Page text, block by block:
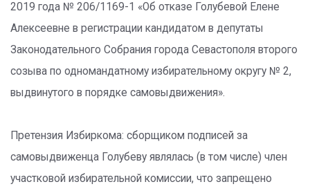
2019 года № 206/1169-1 «Об отказе Голубевой Елене
Алексеевне в регистрации кандидатом в депутаты
Законодательного Собрания города Севастополя второго
созыва по одномандатному избирательному округу № 2,
выдвинутого в порядке самовыдвижения».
Претензия Избиркома: сборщиком подписей за
самовыдвиженца Голубеву являлась (в том числе) член
участковой избирательной комиссии, что запрещено